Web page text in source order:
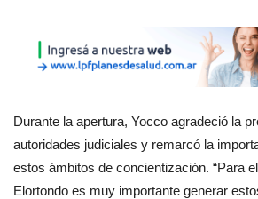
Durante la apertura, Yocco agradeció la
autoridades judiciales y remarcó la
estos ámbitos de concientización. “Para
Elortondo es muy importante generar